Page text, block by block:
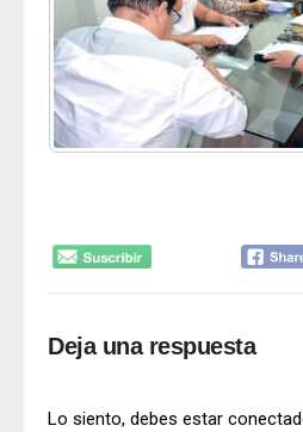
Deja una respuesta
Lo siento, debes estar